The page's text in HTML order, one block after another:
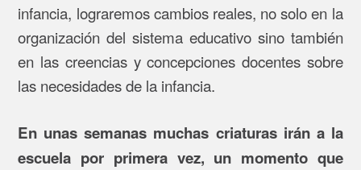
infancia, lograremos cambios reales, no solo en la
organización del sistema educativo sino también
en las creencias y concepciones docentes sobre
las necesidades de la infancia.
En unas semanas muchas criaturas irán a la
escuela por primera vez, un momento que